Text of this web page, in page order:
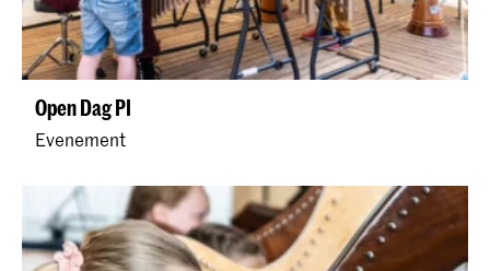
Open Dag PI
Evenement